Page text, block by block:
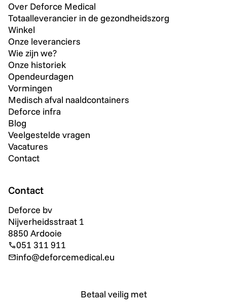
Over Deforce Medical
Totaalleverancier in de gezondheidszorg
Winkel
Onze leveranciers
Wie zijn we?
Onze historiek
Opendeurdagen
Vormingen
Medisch afval naaldcontainers
Deforce infra
Blog
Veelgestelde vragen
Vacatures
Contact
Contact
Deforce bv
Nijverheidsstraat 1
8850 Ardooie
051 311 911
info@deforcemedical.eu
Betaal veilig met